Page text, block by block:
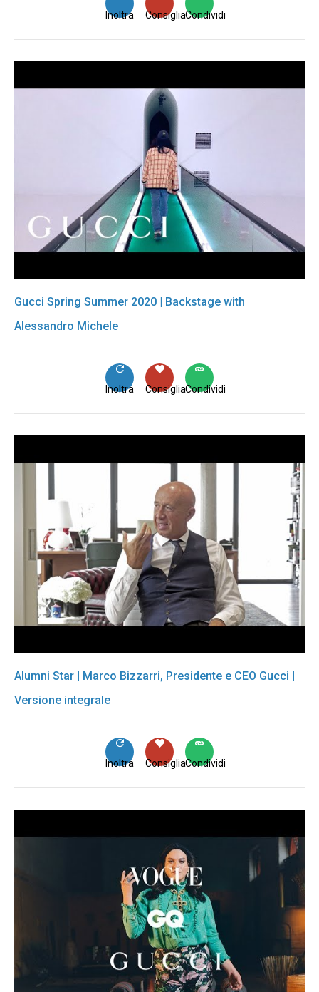
Condividi
Consiglia
Inoltra
Gucci Spring Summer 2020 | Backstage with
Alessandro Michele
Condividi
Consiglia
Inoltra
Alumni Star | Marco Bizzarri, Presidente e CEO Gucci |
Versione integrale
Condividi
Consiglia
Inoltra